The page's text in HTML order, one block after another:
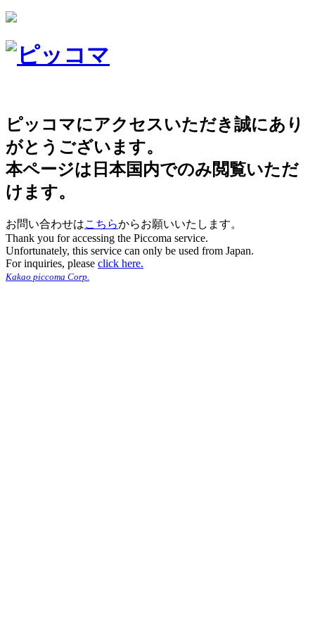
ピッコマにアクセスいただき誠にあり
がとうございます。
本ページは日本国内でのみ閲覧いただ
けます。
お問い合わせはこちらからお願いいたします。
Thank you for accessing the Piccoma service.
Unfortunately, this service can only be used from Japan.
For inquiries, please click here.
Kakao piccoma Corp.